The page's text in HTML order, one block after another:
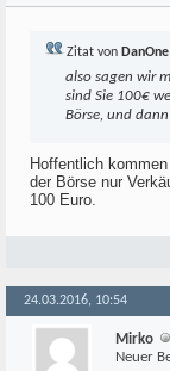
Zitat von DanOne
also sagen wir
sind Sie 100€
Börse, und
Hoffentlich
der Börse nur
100 Euro.
24.03.2016, 10:54
Mirko
Neuer